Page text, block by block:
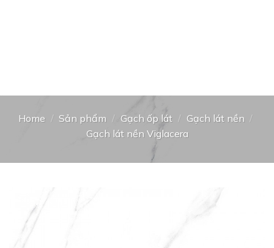
Home / Sản phẩm / Gạch ốp lát / Gạch lát nền /
Gạch lát nền Viglacera